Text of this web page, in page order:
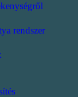
rendszer